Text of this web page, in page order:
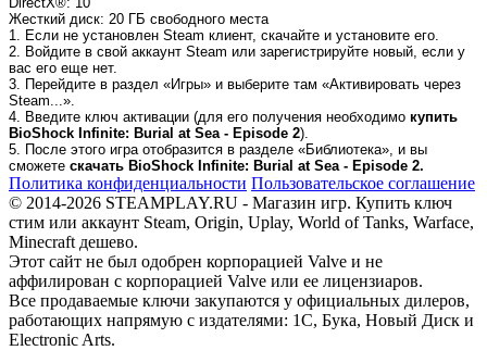
Жесткий диск: 20 ГБ свободного места
1. Если не установлен Steam клиент, скачайте и установите его.
2. Войдите в свой аккаунт Steam или зарегистрируйте новый, если у
вас его еще нет.
3. Перейдите в раздел «Игры» и выберите там «Активировать через
Steam...».
4. Введите ключ активации (для его получения необходимо купить
BioShock Infinite: Burial at Sea - Episode 2).
5. После этого игра отобразится в разделе «Библиотека», и вы
сможете скачать BioShock Infinite: Burial at Sea - Episode 2.
Политика конфиденциальности Пользовательское соглашение
© 2014-2026 STEAMPLAY.RU - Магазин игр. Купить ключ
стим или аккаунт Steam, Origin, Uplay, World of Tanks, Warface,
Minecraft дешево.
Этот сайт не был одобрен корпорацией Valve и не
аффилирован с корпорацией Valve или ее лицензиаров.
Все продаваемые ключи закупаются у официальных дилеров,
работающих напрямую с издателями: 1С, Бука, Новый Диск и
Electronic Arts.